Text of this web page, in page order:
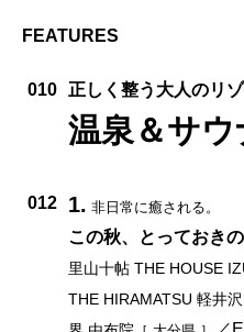
FEATURES
010 正しく整う大人のリ
温泉＆サウ
012 1. 非日常に癒される。
この秋、とっておきの
里山十帖 THE HOUSE
THE HIRAMATSU 軽井